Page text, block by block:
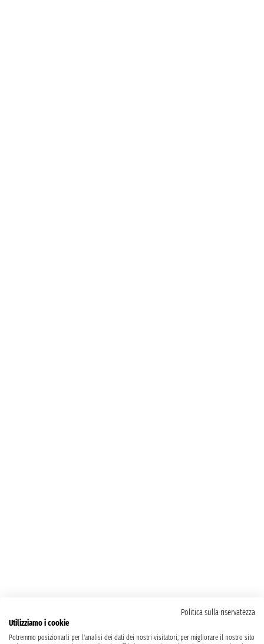
Politica sulla riservatezza
Utilizziamo i cookie
Potremmo posizionarli per l'analisi dei dati dei nostri visitatori, per migliorare il nostro sito